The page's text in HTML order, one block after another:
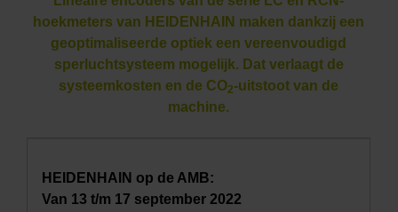
hoekmeters van HEIDENHAIN maken dankzij een
geoptimaliseerde optiek een vereenvoudigd
sperluchtsysteem mogelijk. Dat verlaagt de
systeemkosten en de CO2-uitstoot van de
machine.
HEIDENHAIN op de AMB:
Van 13 t/m 17 september 2022